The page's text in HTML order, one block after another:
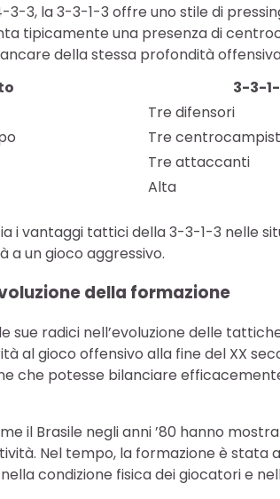
3, la 3-3-1-3 offre uno stile di
tipicamente una presenza di
della stessa profondità
3-3-
Tre difensori
Tre
Tre attaccanti
Alta
i vantaggi tattici della 3-3-1-3 nelle
a un gioco aggressivo.
della formazione
sue radici nell’evoluzione delle
al gioco offensivo alla fine del XX
che potesse bilanciare
il Brasile negli anni ’80 hanno
Nel tempo, la formazione è stata
condizione fisica dei giocatori e